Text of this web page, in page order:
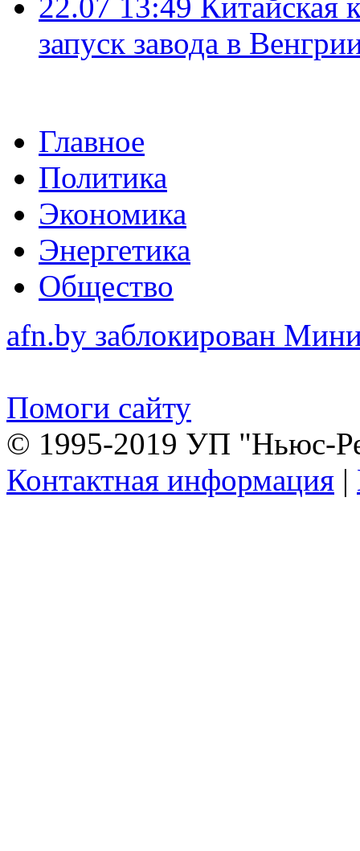
запуск завода в
Главное
Политика
Экономика
Энергетика
Общество
afn.by заблокирован
Помоги сайту
© 1995-2019 УП "Ньюс-
Контактная информация |